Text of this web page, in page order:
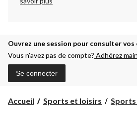
Ouvrez une session pour consulter
Vous n’avez pas de compte? Adhérez
Se connecter
Accueil Sports et loisirs